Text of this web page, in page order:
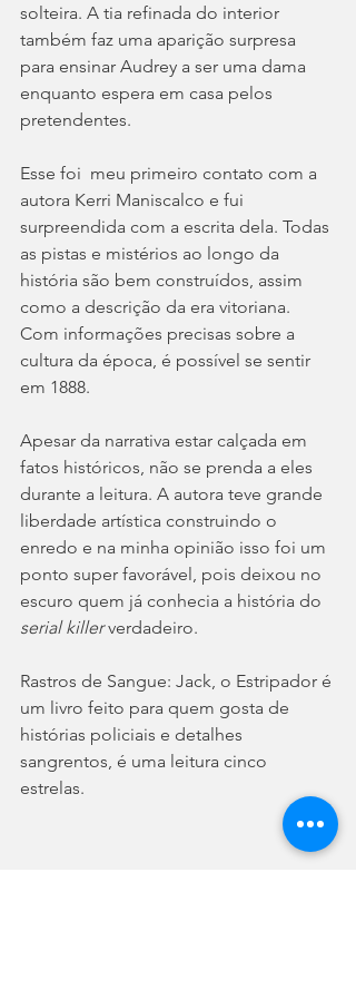
solteira. A tia refinada do interior
também faz uma aparição surpresa
para ensinar Audrey a ser uma dama
enquanto espera em casa pelos
pretendentes.
Esse foi  meu primeiro contato com a
autora Kerri Maniscalco e fui
surpreendida com a escrita dela. Todas
as pistas e mistérios ao longo da
história são bem construídos, assim
como a descrição da era vitoriana.
Com informações precisas sobre a
cultura da época, é possível se sentir
em 1888.
Apesar da narrativa estar calçada em
fatos históricos, não se prenda a eles
durante a leitura. A autora teve grande
liberdade artística construindo o
enredo e na minha opinião isso foi um
ponto super favorável, pois deixou no
escuro quem já conhecia a história do
serial killer verdadeiro.
Rastros de Sangue: Jack, o Estripador é
um livro feito para quem gosta de
histórias policiais e detalhes
sangrentos, é uma leitura cinco
estrelas.